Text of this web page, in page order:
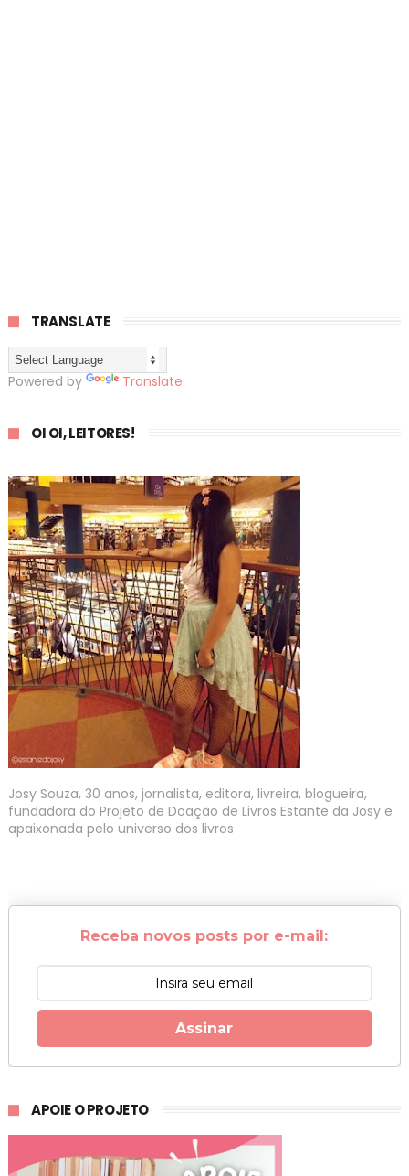
TRANSLATE
Powered by Translate
OI OI, LEITORES!
Josy Souza, 30 anos, jornalista, editora, livreira, blogueira,
fundadora do Projeto de Doação de Livros Estante da Josy e
apaixonada pelo universo dos livros
Receba novos posts por e-mail:
Assinar
APOIE O PROJETO